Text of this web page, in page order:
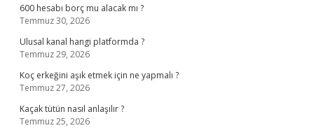
600 hesabı borç mu alacak mı ?
Temmuz 30, 2026
Ulusal kanal hangi platformda ?
Temmuz 29, 2026
Koç erkeğini aşık etmek için ne yapmalı ?
Temmuz 27, 2026
Kaçak tütün nasıl anlaşılır ?
Temmuz 25, 2026